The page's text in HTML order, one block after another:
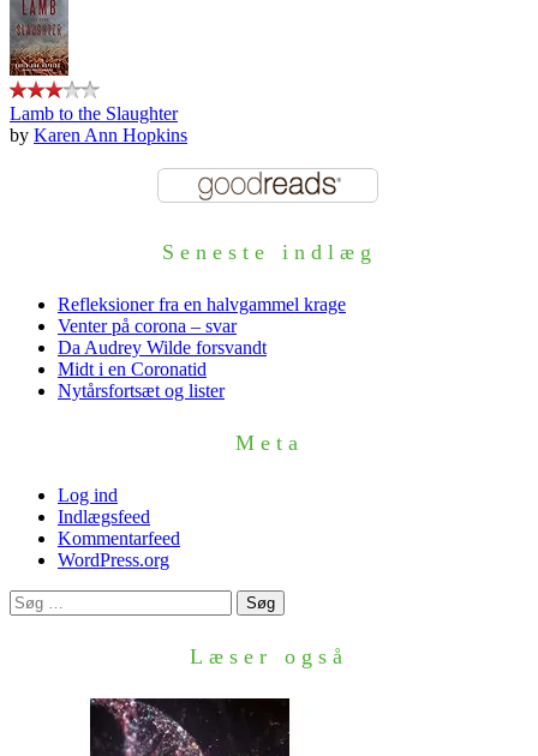
Lamb to the Slaughter
by Karen Ann Hopkins
Seneste indlæg
Refleksioner fra en halvgammel krage
Venter på corona – svar
Da Audrey Wilde forsvandt
Midt i en Coronatid
Nytårsfortsæt og lister
Meta
Log ind
Indlægsfeed
Kommentarfeed
WordPress.org
Søg
efter:
Læser også